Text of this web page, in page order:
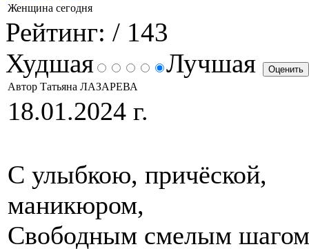
Женщина сегодня
Рейтинг: / 143
Худшая
Лучшая
Автор Татьяна ЛАЗАРЕВА
18.01.2024 г.
С улыбкою, причёской,
маникюром,
Свободным смелым шагом